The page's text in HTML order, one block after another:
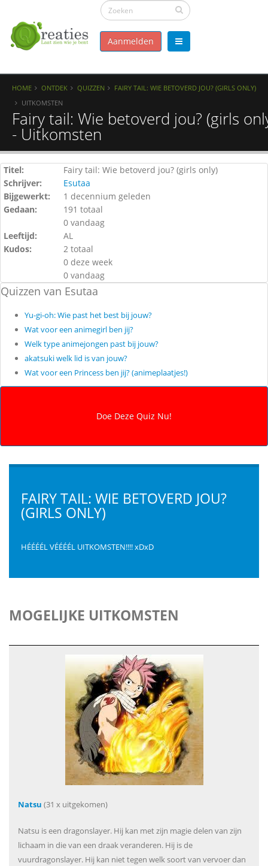
Aanmelden
HOME ONTDEK QUIZZEN
FAIRY TAIL: WIE BETOVERD JOU? (GIRLS ONLY)
UITKOMSTEN
Fairy tail: Wie betoverd jou? (girls
- Uitkomsten
Titel:
Fairy tail: Wie betoverd jou? (girls only)
Schrijver:
Esutaa
Bijgewerkt:
1 decennium geleden
Gedaan:
191 totaal
0 vandaag
Leeftijd:
AL
Kudos:
2 totaal
0 deze week
0 vandaag
Quizzen van Esutaa
Yu-gi-oh: Wie past het best bij jouw?
Wat voor een animegirl ben jij?
Welk type animejongen past bij jouw?
akatsuki welk lid is van jouw?
Wat voor een Princess ben jij? (animeplaatjes!)
FAIRY TAIL: WIE BETOVERD JOU?
(GIRLS ONLY)
HÉÉÉÉL VÉÉÉÉL UITKOMSTEN!!!! xDxD
MOGELIJKE UITKOMSTEN
Natsu (31 x uitgekomen)
Natsu is een dragonslayer. Hij kan met zijn magie delen van zijn
lichaam in die van een draak veranderen. Hij is de
vuurdragonslayer. Hij kan niet tegen welk soort van vervoer dan